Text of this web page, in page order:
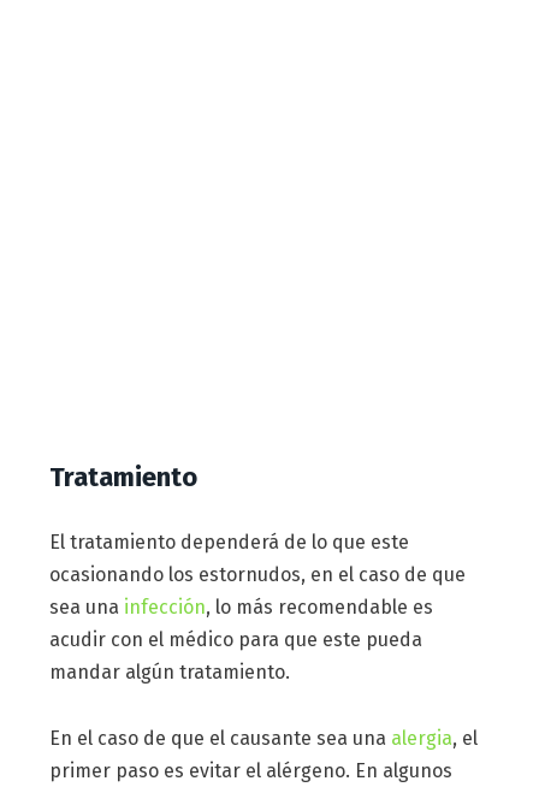
Tratamiento
El tratamiento dependerá de lo que este
ocasionando los estornudos, en el caso de que
sea una infección, lo más recomendable es
acudir con el médico para que este pueda
mandar algún tratamiento.
En el caso de que el causante sea una alergia, el
primer paso es evitar el alérgeno. En algunos